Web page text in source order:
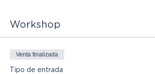
Workshop
Venta finalizada
Tipo de entrada